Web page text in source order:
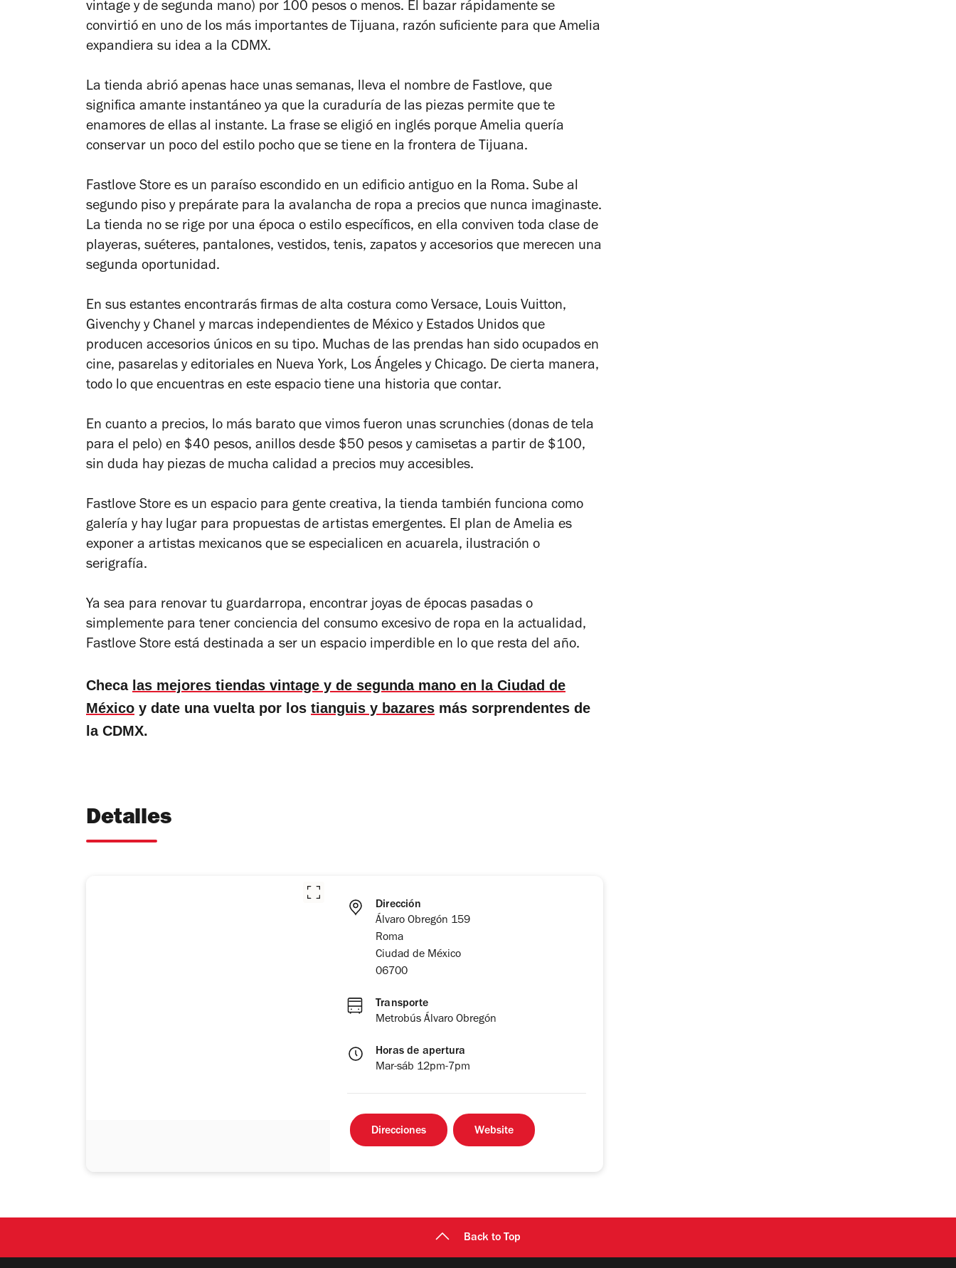
vintage y de segunda mano) por 100 pesos o menos. El bazar rápidamente se
convirtió en uno de los más importantes de Tijuana, razón suficiente para que Amelia
expandiera su idea a la CDMX.
La tienda abrió apenas hace unas semanas, lleva el nombre de Fastlove, que
significa amante instantáneo ya que la curaduría de las piezas permite que te
enamores de ellas al instante. La frase se eligió en inglés porque Amelia quería
conservar un poco del estilo pocho que se tiene en la frontera de Tijuana.
Fastlove Store es un paraíso escondido en un edificio antiguo en la Roma. Sube al
segundo piso y prepárate para la avalancha de ropa a precios que nunca imaginaste.
La tienda no se rige por una época o estilo específicos, en ella conviven toda clase de
playeras, suéteres, pantalones, vestidos, tenis, zapatos y accesorios que merecen una
segunda oportunidad.
En sus estantes encontrarás firmas de alta costura como Versace, Louis Vuitton,
Givenchy y Chanel y marcas independientes de México y Estados Unidos que
producen accesorios únicos en su tipo. Muchas de las prendas han sido ocupados en
cine, pasarelas y editoriales en Nueva York, Los Ángeles y Chicago. De cierta manera,
todo lo que encuentras en este espacio tiene una historia que contar.
En cuanto a precios, lo más barato que vimos fueron unas scrunchies (donas de tela
para el pelo) en $40 pesos, anillos desde $50 pesos y camisetas a partir de $100,
sin duda hay piezas de mucha calidad a precios muy accesibles.
Fastlove Store es un espacio para gente creativa, la tienda también funciona como
galería y hay lugar para propuestas de artistas emergentes. El plan de Amelia es
exponer a artistas mexicanos que se especialicen en acuarela, ilustración o
serigrafía.
Ya sea para renovar tu guardarropa, encontrar joyas de épocas pasadas o
simplemente para tener conciencia del consumo excesivo de ropa en la actualidad,
Fastlove Store está destinada a ser un espacio imperdible en lo que resta del año.
Checa las mejores tiendas vintage y de segunda mano en la Ciudad de
México y date una vuelta por los tianguis y bazares más sorprendentes de
la CDMX.
Detalles
Dirección
Álvaro Obregón 159
Roma
Ciudad de México
06700
Transporte
Metrobús Álvaro Obregón
Horas de apertura
Mar-sáb 12pm-7pm
Direcciones Website
Back to Top